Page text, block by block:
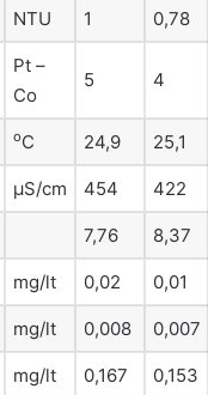
NTU 1 0,78
Pt –
Co
5 4
oC 24,9 25,1
μS/cm 454 422
7,76 8,37
mg/lt 0,02 0,01
mg/lt 0,008 0,007
mg/lt 0,167 0,153